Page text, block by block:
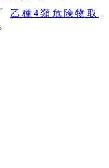
乙種4類危険物取